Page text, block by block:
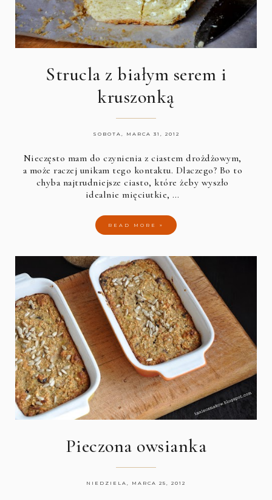
Strucla z białym serem i
kruszonką
SOBOTA, MARCA 31, 2012
Nieczęsto mam do czynienia z ciastem drożdżowym,
a może raczej unikam tego kontaktu. Dlaczego? Bo to
chyba najtrudniejsze ciasto, które żeby wyszło
idealnie mięciutkie, …
READ MORE »
Pieczona owsianka
NIEDZIELA, MARCA 25, 2012